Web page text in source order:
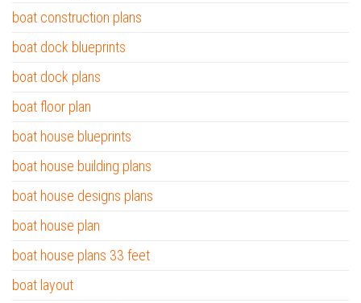
boat construction plans
boat dock blueprints
boat dock plans
boat floor plan
boat house blueprints
boat house building plans
boat house designs plans
boat house plan
boat house plans 33 feet
boat layout